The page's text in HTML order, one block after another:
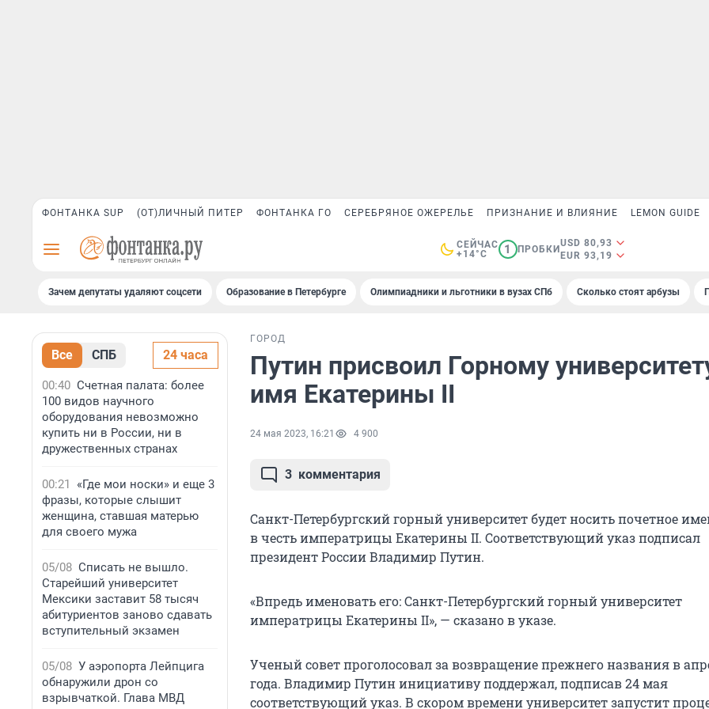
ФОНТАНКА SUP (ОТ)ЛИЧНЫЙ ПИТЕР ФОНТАНКА ГО СЕРЕБРЯНОЕ ОЖЕРЕЛЬЕ ПРИЗНАНИЕ И ВЛИЯНИЕ LEMON GUIDE
СЕЙЧАС
+14°C
1 ПРОБКИ
USD 80,93
EUR 93,19
Зачем депутаты удаляют соцсети Образование в Петербурге Олимпиадники и льготники в вузах СПб Сколько стоят арбузы
Все СПБ 24 часа
00:40 Счетная палата: более
100 видов научного
оборудования невозможно
купить ни в России, ни в
дружественных странах
00:21
«Где мои носки» и еще 3
фразы, которые слышит
женщина, ставшая матерью
для своего мужа
05/08 Списать не вышло.
Старейший университет
Мексики заставит 58 тысяч
абитуриентов заново сдавать
вступительный экзамен
05/08 У аэропорта Лейпцига
обнаружили дрон со
взрывчаткой. Глава МВД
ГОРОД
Путин присвоил Горному
имя Екатерины II
24 мая 2023, 16:21 4 900
3 комментария
Санкт-Петербургский горный университет будет носить почетное
в честь императрицы Екатерины II. Соответствующий указ подписал
президент России Владимир Путин.
«Впредь именовать его: Санкт-Петербургский горный университет
императрицы Екатерины II», — сказано в указе.
Ученый совет проголосовал за возвращение прежнего названия в
года. Владимир Путин инициативу поддержал, подписав 24 мая
соответствующий указ. В скором времени университет запустит